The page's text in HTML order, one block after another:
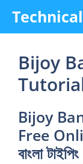
content
Bijoy
Bijoy
Free
বাংলা